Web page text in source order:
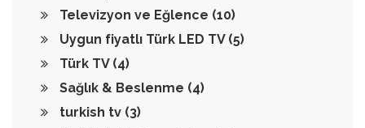
Televizyon ve Eğlence (10)
Uygun fiyatlı Türk LED TV (5)
Türk TV (4)
Sağlık & Beslenme (4)
turkish tv (3)